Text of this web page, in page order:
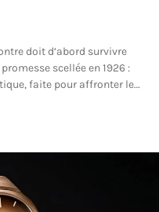
doit d’abord survivre
scellée en 1926 :
faite pour affronter le…